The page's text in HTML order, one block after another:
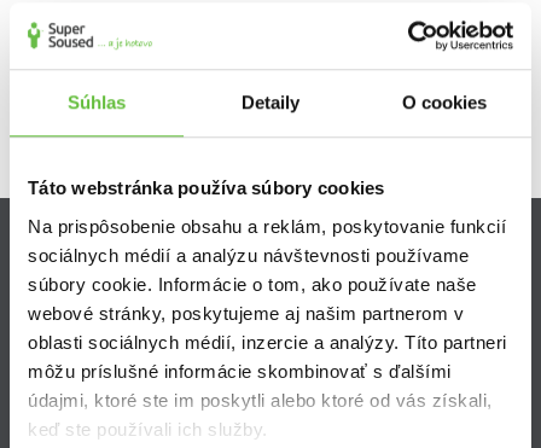
Súhlas Detaily O cookies
Táto webstránka používa súbory cookies
Na prispôsobenie obsahu a reklám, poskytovanie funkcií
sociálnych médií a analýzu návštevnosti používame
súbory cookie. Informácie o tom, ako používate naše
webové stránky, poskytujeme aj našim partnerom v
oblasti sociálnych médií, inzercie a analýzy. Títo partneri
môžu príslušné informácie skombinovať s ďalšími
údajmi, ktoré ste im poskytli alebo ktoré od vás získali,
keď ste používali ich služby.
Rýchla komunikácia a poctivá robota. S odvedenou prácou sme boli
veľmi spokojný.
Zistite viac
Ako Super Sused funguje?
Ako sa stať Super Susedom?
Často kladené otázky